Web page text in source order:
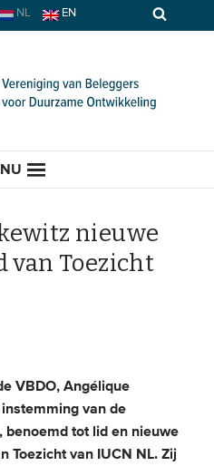
NL EN
nieuwe
van Toezicht
VBDO, Angélique
van de
benoemd tot lid en nieuwe
Toezicht van IUCN NL. Zij